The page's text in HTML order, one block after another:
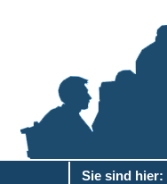
Sie sind hier: